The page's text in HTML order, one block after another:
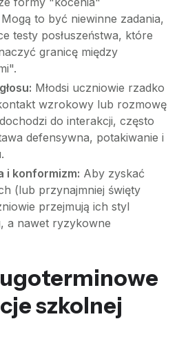
to być niewinne zadania,
testy posłuszeństwa, które
granicę między
Młodsi uczniowie rzadko
wzrokowy lub rozmowę
do interakcji, często
defensywna, potakiwanie i
i konformizm: Aby zyskać
(lub przynajmniej święty
przejmują ich styl
a nawet ryzykowne
szkolnej